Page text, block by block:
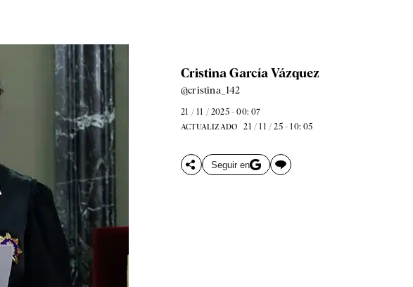
Cristina García Vázquez
@cristina_142
21 / 11 / 2025 - 00: 07
ACTUALIZADO 21 / 11 / 25 - 10: 05
Seguir en